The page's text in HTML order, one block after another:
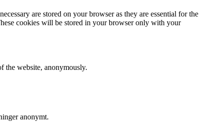
are stored on your browser as they are essential for the
cookies will be stored in your browser only with your
the website, anonymously.
anonymt.